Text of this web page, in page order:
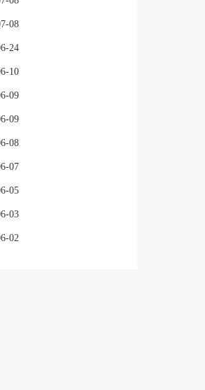
08
24
10
09
09
08
07
05
03
02